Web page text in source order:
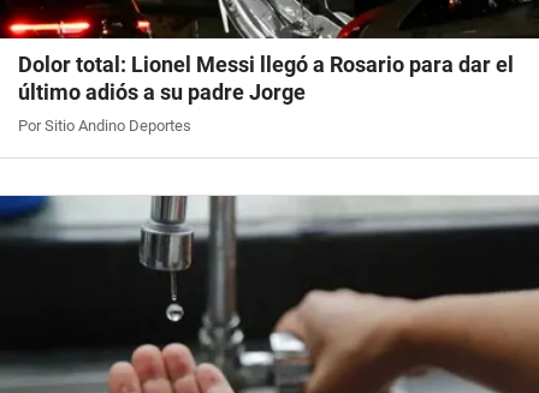
Dolor total: Lionel Messi llegó a Rosario para dar el
último adiós a su padre Jorge
Por Sitio Andino Deportes